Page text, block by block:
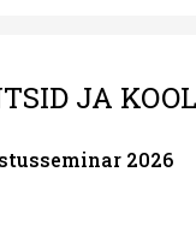
JA
2026